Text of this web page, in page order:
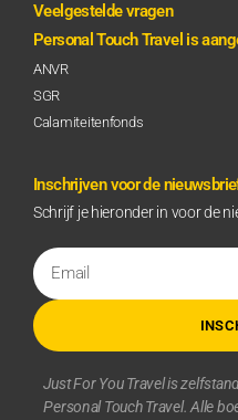
Veelgestelde vragen
Personal Touch Travel is
ANVR
SGR
Calamiteitenfonds
Inschrijven voor de
Schrijf je hieronder in voor de
Just For You Travel is
Personal Touch Travel. Alle